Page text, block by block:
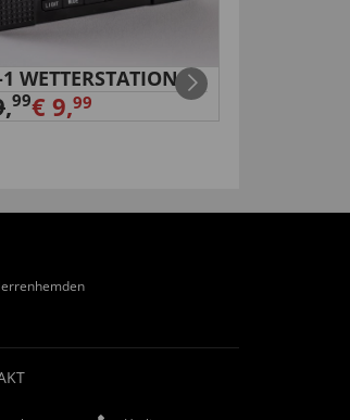
WETTERSTATION
,99€ 9,99